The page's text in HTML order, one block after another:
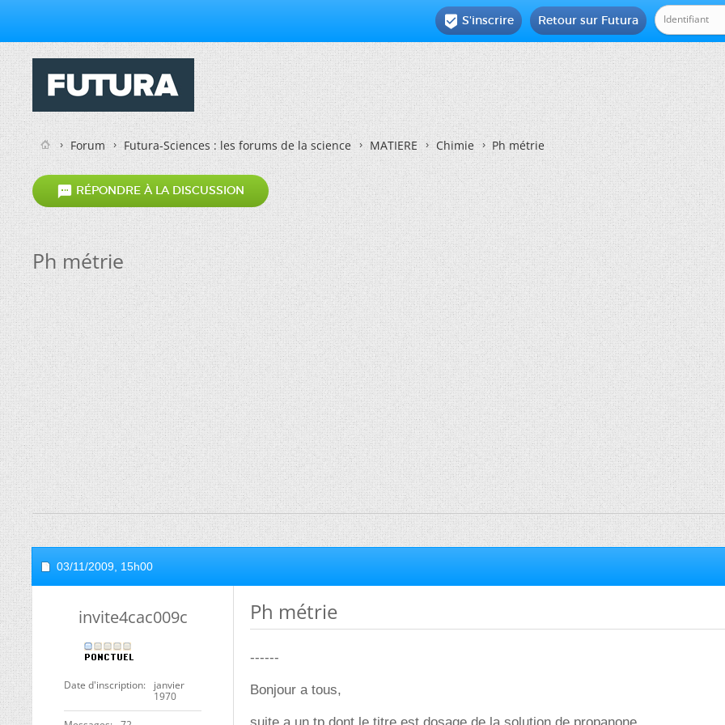
Retour sur Futura
 S'inscrire
Forum Futura-Sciences : les forums de la science MATIERE Chimie Ph métrie
 RÉPONDRE À LA DISCUSSION
Ph métrie
03/11/2009, 15h00
invite4cac009c
Date d'inscription
janvier
1970
Ph métrie
------
Bonjour a tous,